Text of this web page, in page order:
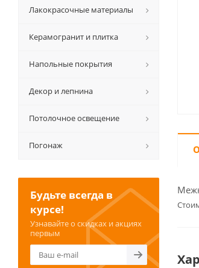
Лакокрасочные материалы
Керамогранит и плитка
Напольные покрытия
Декор и лепнина
Потолочное освещение
Погонаж
Будьте всегда в
курсе!
Узнавайте о скидках и акциях
первым